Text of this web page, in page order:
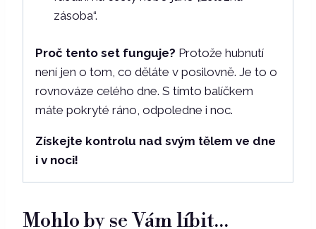
zásoba“.
Proč tento set funguje? Protože hubnutí
není jen o tom, co děláte v posilovně. Je to o
rovnováze celého dne. S tímto balíčkem
máte pokryté ráno, odpoledne i noc.
Získejte kontrolu nad svým tělem ve dne
i v noci!
Mohlo by se Vám líbit…